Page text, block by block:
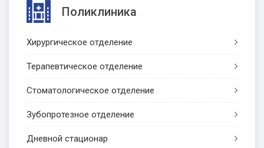
Поликлиника
Хирургическое отделение
Терапевтическое отделение
Стоматологическое отделение
Зубопротезное отделение
Дневной стационар